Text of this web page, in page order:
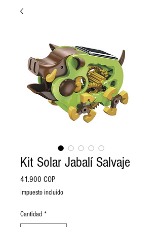
Kit Solar Jabalí Salvaje
41.900 COPPrecio
Impuesto incluido
Cantidad *